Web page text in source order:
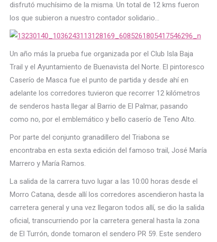
disfrutó muchísimo de la misma. Un total de 12 kms fueron
los que subieron a nuestro contador solidario…
Un año más la prueba fue organizada por el Club Isla Baja
Trail y el Ayuntamiento de Buenavista del Norte. El pintoresco
Caserío de Masca fue el punto de partida y desde ahí en
adelante los corredores tuvieron que recorrer 12 kilómetros
de senderos hasta llegar al Barrio de El Palmar, pasando
como no, por el emblemático y bello caserío de Teno Alto.
Por parte del conjunto granadillero del Triabona se
encontraba en esta sexta edición del famoso trail, José María
Marrero y María Ramos.
La salida de la carrera tuvo lugar a las 10:00 horas desde el
Morro Catana, desde allí los corredores ascendieron hasta la
carretera general y una vez llegaron todos allí, se dio la salida
oficial, transcurriendo por la carretera general hasta la zona
de El Turrón, donde tomaron el sendero PR 59. Este sendero